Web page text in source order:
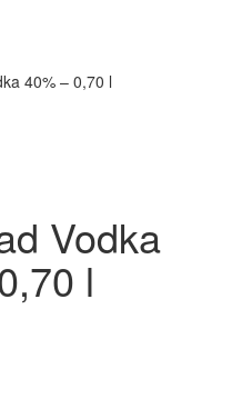
40% – 0,70 l
Vodka
l